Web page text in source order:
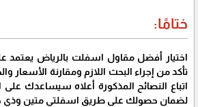
ختامًا:
اختيار أفضل مقاول اسفلت بالرياض يعتمد
تأكد من إجراء البحث اللازم ومقارنة الأسعار
اتباع النصائح المذكورة أعلاه سيساعدك على
لضمان حصولك على طريق اسفلتي متين وذي